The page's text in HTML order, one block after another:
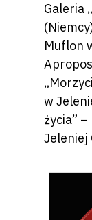
Galeria
Muflon
w
życia”
Jeleniej